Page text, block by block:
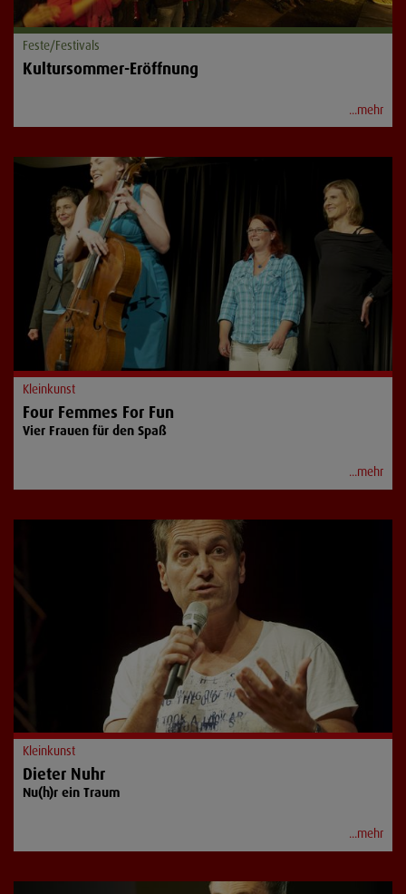
Feste/Festivals
Kultursommer-Eröffnung
...mehr
Kleinkunst
Four Femmes For Fun
Vier Frauen für den Spaß
...mehr
Kleinkunst
Dieter Nuhr
Nu(h)r ein Traum
...mehr